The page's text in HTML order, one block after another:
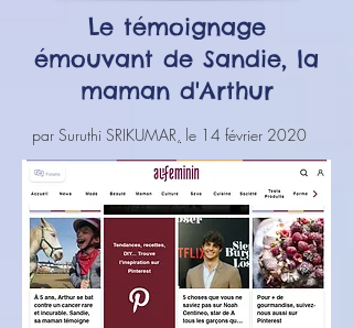
Le témoignage
émouvant de Sandie, la
maman d'Arthur
par Suruthi SRIKUMAR, le 14 février 2020